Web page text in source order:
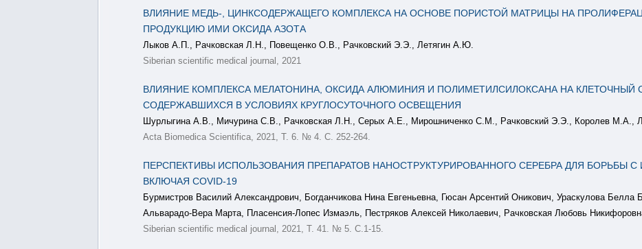
ВЛИЯНИЕ МЕДЬ-, ЦИНКСОДЕРЖАЩЕГО КОМПЛЕКСА НА ОСНОВЕ ПОРИСТОЙ МАТРИЦЫ НА
ПРОДУКЦИЮ ИМИ ОКСИДА АЗОТА
Лыков А.П., Рачковская Л.Н., Повещенко О.В., Рачковский Э.Э., Летягин А.Ю.
Siberian scientific medical journal, 2021
ВЛИЯНИЕ КОМПЛЕКСА МЕЛАТОНИНА, ОКСИДА АЛЮМИНИЯ И ПОЛИМЕТИЛСИЛОКСАНА НА КЛЕТОЧНЫЙ
СОДЕРЖАВШИХСЯ В УСЛОВИЯХ КРУГЛОСУТОЧНОГО ОСВЕЩЕНИЯ
Шурлыгина А.В., Мичурина С.В., Рачковская Л.Н., Серых А.Е., Мирошниченко С.М., Рачковский Э.Э., Королев М.А.,
Acta Biomedica Scientifica, 2021, Т. 6. № 4. С. 252-264.
ПЕРСПЕКТИВЫ ИСПОЛЬЗОВАНИЯ ПРЕПАРАТОВ НАНОСТРУКТУРИРОВАННОГО СЕРЕБРА ДЛЯ БОРЬБЫ
ВКЛЮЧАЯ COVID-19
Бурмистров Василий Александрович, Богданчикова Нина Евгеньевна, Гюсан Арсентий Оникович, Ураскулова
Альварадо-Вера Марта, Пласенсия-Лопес Измаэль, Пестряков Алексей Николаевич, Рачковская Любовь
Siberian scientific medical journal, 2021, Т. 41. № 5. С.1-15.